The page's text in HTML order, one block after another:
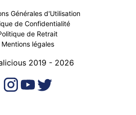
Générales d'Utilisation
de Confidentialité
de Retrait
Mentions légales
2019 - 2026